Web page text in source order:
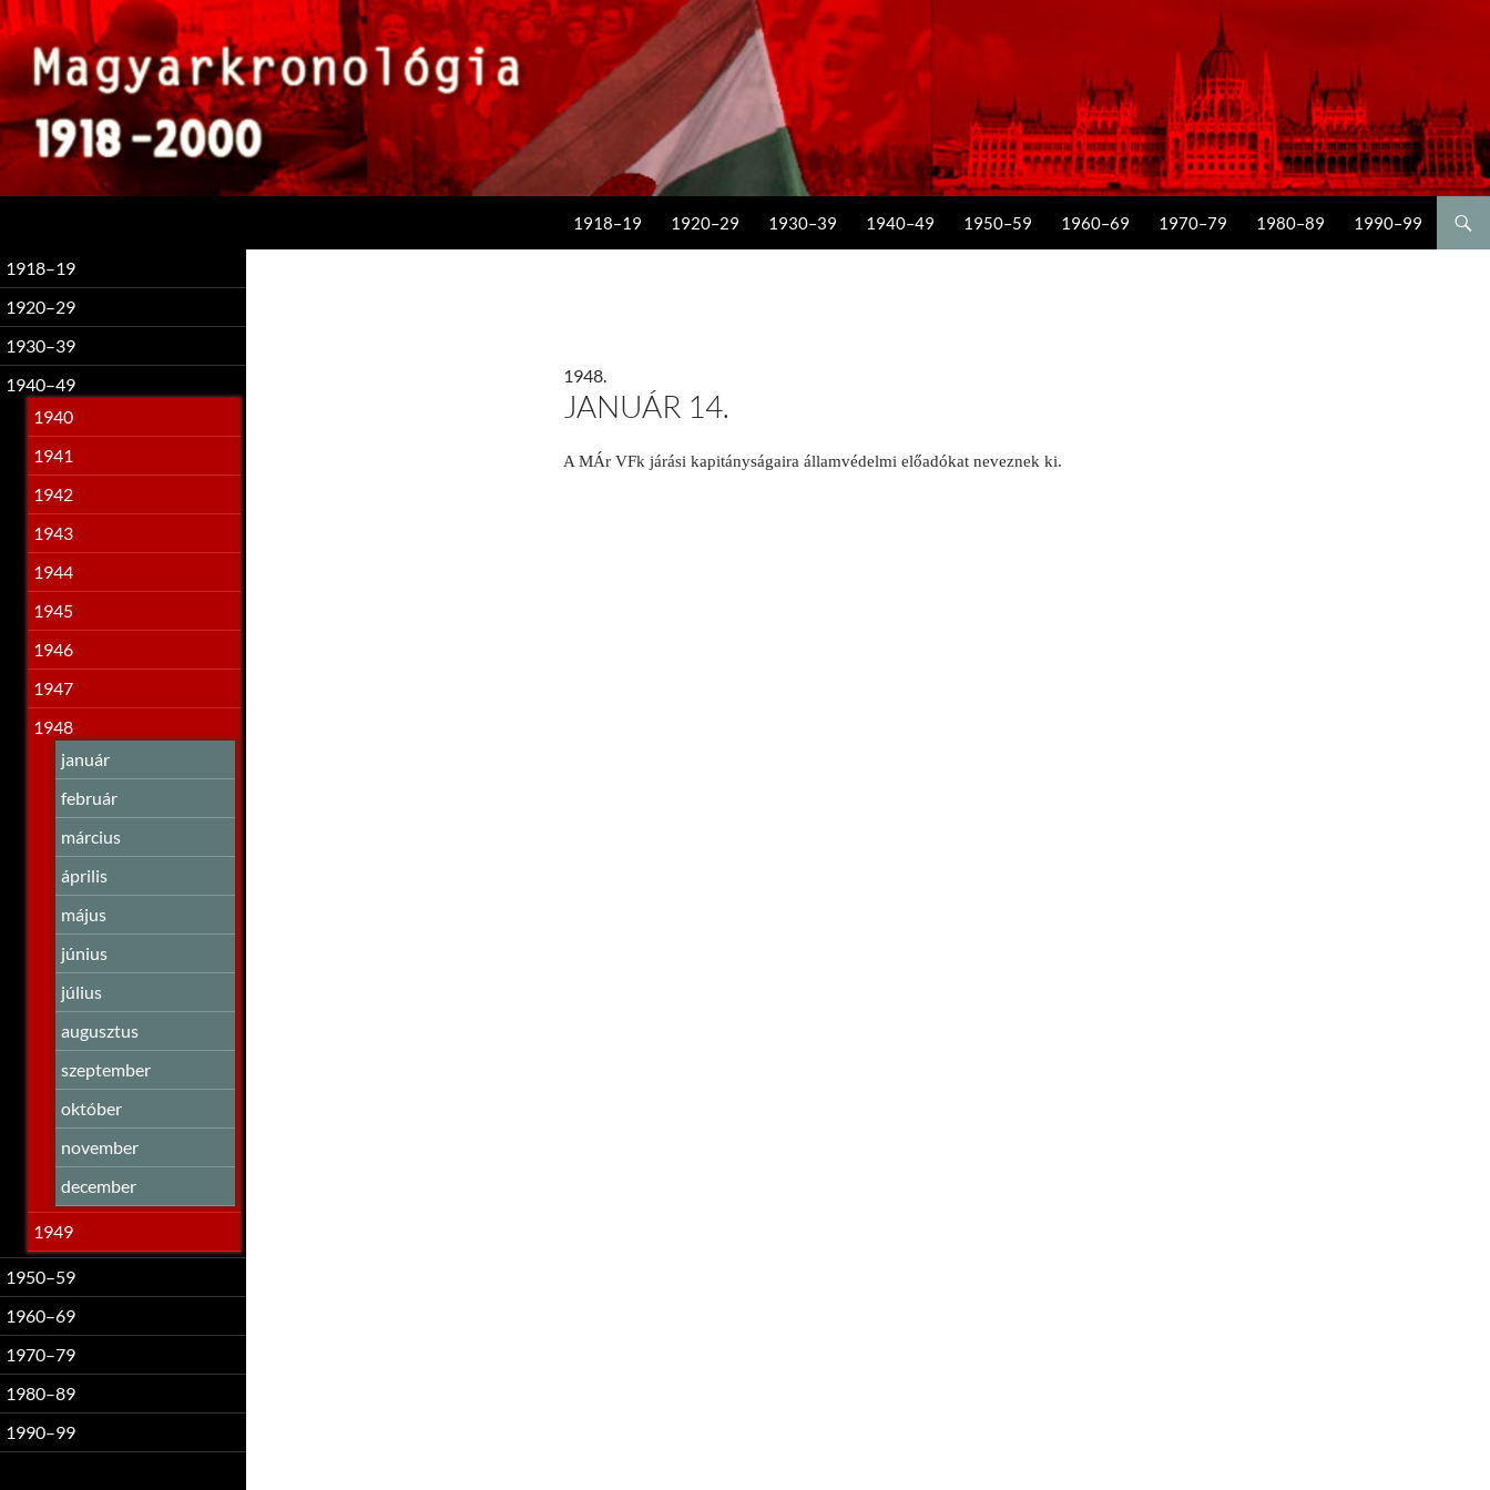
1918–19 1920–29 1930–39 1940–49 1950–59 1960–69 1970–79 1980–89 1990–99
1948.
JANUÁR 14.
A MÁr VFk járási kapitányságaira államvédelmi előadókat neveznek ki.
1918–19
1920–29
1930–39
1940–49
1940
1941
1942
1943
1944
1945
1946
1947
1948
január
február
március
április
május
június
július
augusztus
szeptember
október
november
december
1949
1950–59
1960–69
1970–79
1980–89
1990–99